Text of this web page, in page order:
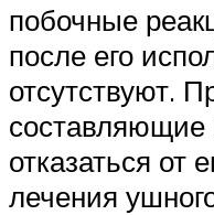
побочные
после его
отсутствуют.
составляющие
отказаться от
лечения